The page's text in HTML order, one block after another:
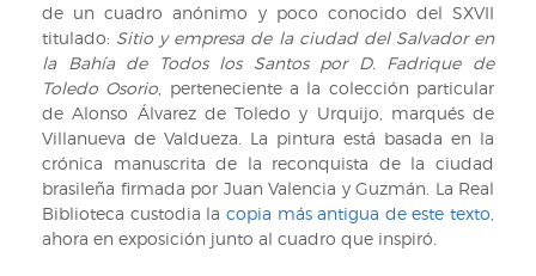
de un cuadro anónimo y poco conocido del SXVII
titulado: Sitio y empresa de la ciudad del Salvador en
la Bahía de Todos los Santos por D. Fadrique de
Toledo Osorio , perteneciente a la colección particular
de Alonso Álvarez de Toledo y Urquijo, marqués de
Villanueva de Valdueza. La pintura está basada en la
crónica manuscrita de la reconquista de la ciudad
brasileña firmada por Juan Valencia y Guzmán. La Real
Biblioteca custodia la copia más antigua de este texto
ahora en exposición junto al cuadro que inspiró.